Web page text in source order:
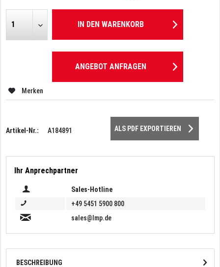
IN DEN WARENKORB
ANGEBOT ANFRAGEN
Merken
Artikel-Nr.: A184891 ALS PDF EXPORTIEREN
Ihr Anprechpartner
Sales-Hotline
+49 5451 5900 800
sales@lmp.de
BESCHREIBUNG